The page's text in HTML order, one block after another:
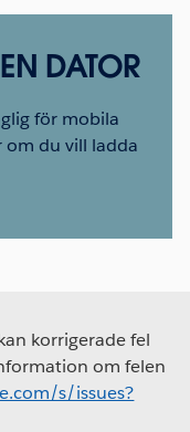
DATOR
för mobila
om du vill ladda
korrigerade fel
om felen
s/issues?